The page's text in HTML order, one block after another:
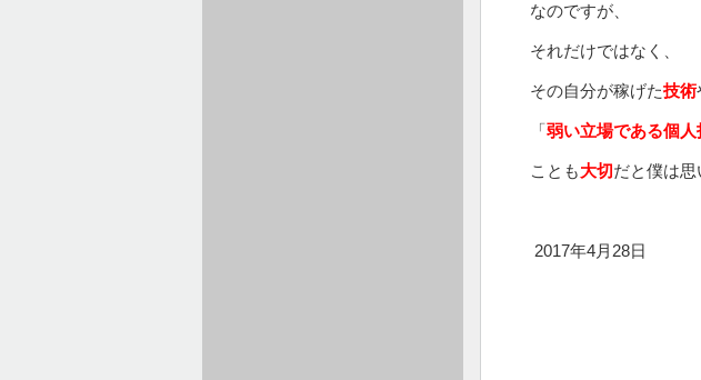
なのですが、
それだけではなく、
その自分が稼げた技術
「弱い立場である個
ことも大切だと僕は思
2017年4月28日